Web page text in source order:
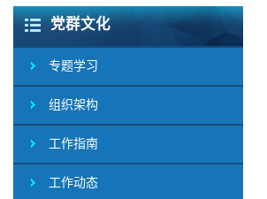
党群文化
专题学习
组织架构
工作指南
工作动态